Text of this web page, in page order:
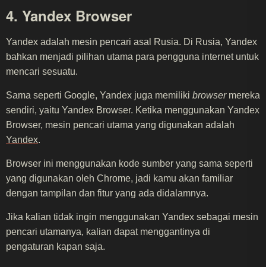
4. Yandex Browser
Yandex adalah mesin pencari asal Rusia. Di Rusia, Yandex
bahkan menjadi pilihan utama para pengguna internet untuk
mencari sesuatu.
Sama seperti Google, Yandex juga memiliki browsermereka
sendiri, yaitu Yandex Browser. Ketika menggunakan Yandex
Browser, mesin pencari utama yang digunakan adalah
Yandex.
Browser ini menggunakan kode sumber yang sama seperti
yang digunakan oleh Chrome, jadi kamu akan familiar
dengan tampilan dan fitur yang ada didalamnya.
Jika kalian tidak ingin menggunakan Yandex sebagai mesin
pencari utamanya, kalian dapat menggantinya di
pengaturan kapan saja.